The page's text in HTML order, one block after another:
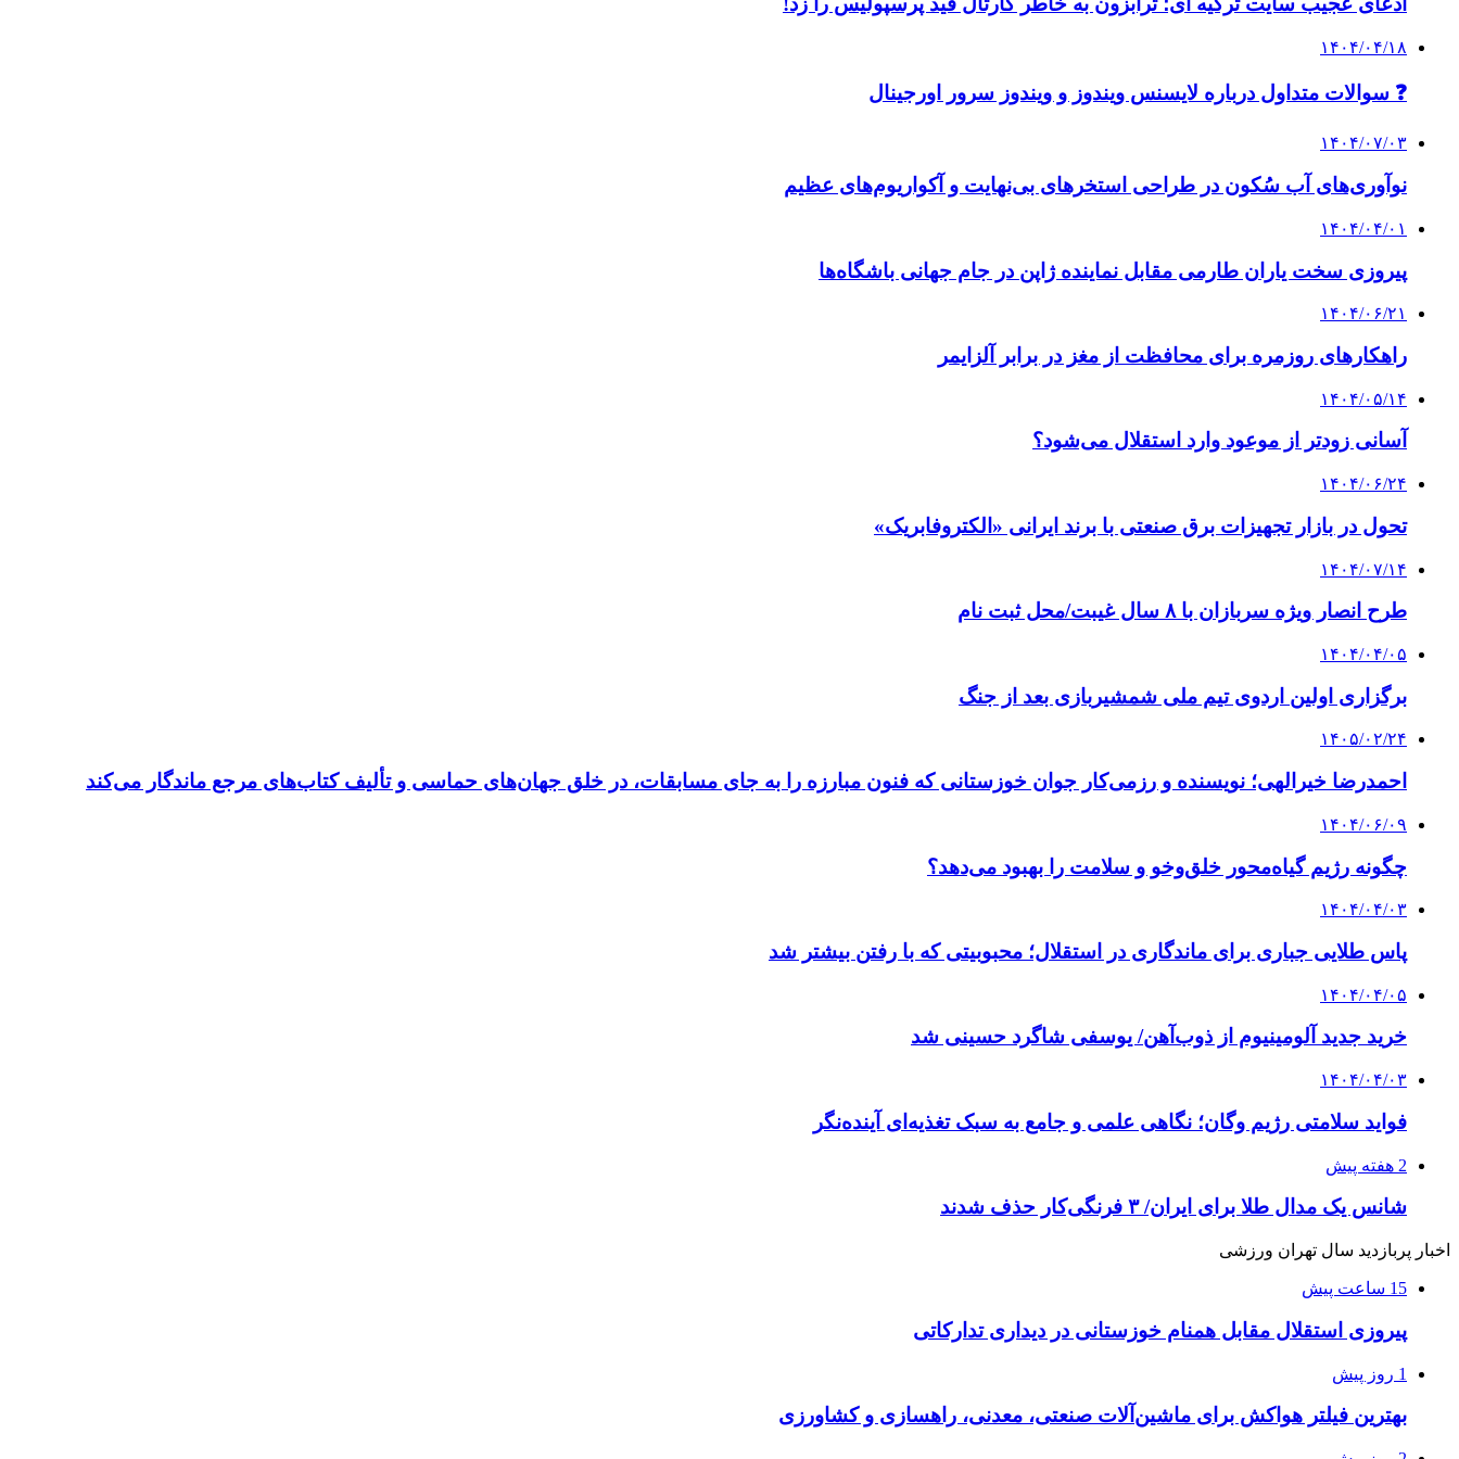
۱۴۰۴/۰۴/۱۸
❓ سوالات متداول درباره لایسنس ویندوز و ویندوز سرور اورجینال
۱۴۰۴/۰۷/۰۳
نوآوری‌های آب سُکون در طراحی استخرهای بی‌نهایت و آکواریوم‌های عظیم
۱۴۰۴/۰۴/۰۱
پیروزی سخت یاران طارمی مقابل نماینده ژاپن در جام جهانی باشگاه‌ها
۱۴۰۴/۰۶/۲۱
راهکارهای روزمره برای محافظت از مغز در برابر آلزایمر
۱۴۰۴/۰۵/۱۴
آسانی زودتر از موعود وارد استقلال می‌شود؟
۱۴۰۴/۰۶/۲۴
تحول در بازار تجهیزات برق صنعتی با برند ایرانی «الکتروفابریک»
۱۴۰۴/۰۷/۱۴
طرح انصار ویژه سربازان با ۸ سال غیبت/محل ثبت نام
۱۴۰۴/۰۴/۰۵
برگزاری اولین اردوی تیم ملی شمشیربازی بعد از جنگ
۱۴۰۵/۰۲/۲۴
احمدرضا خیرالهی؛ نویسنده و رزمی‌کار جوان خوزستانی که فنون مبارزه را به جای مسابقات، در خلق جهان‌های حماسی و تألیف کتاب‌های مرجع ماندگار می‌کند
۱۴۰۴/۰۶/۰۹
چگونه رژیم گیاه‌محور خلق‌وخو و سلامت را بهبود می‌دهد؟
۱۴۰۴/۰۴/۰۳
پاس طلایی جباری برای ماندگاری در استقلال؛ محبوبیتی که با رفتن بیشتر شد
۱۴۰۴/۰۴/۰۵
خرید جدید آلومینیوم از ذوب‌آهن/ یوسفی شاگرد حسینی شد
۱۴۰۴/۰۴/۰۳
فواید سلامتی رژیم وگان؛ نگاهی علمی و جامع به سبک تغذیه‌ای آینده‌نگر
2 هفته پیش
شانس یک مدال طلا برای ایران/ ۳ فرنگی‌کار حذف شدند
اخبار پربازدید سال تهران ورزشی
15 ساعت پیش
پیروزی استقلال مقابل همنام خوزستانی در دیداری تدارکاتی
1 روز پیش
بهترین فیلتر هواکش برای ماشین‌آلات صنعتی، معدنی، راهسازی و کشاورزی